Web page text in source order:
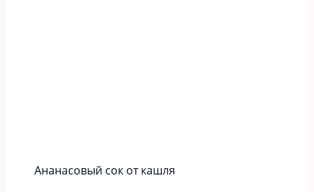
Ананасовый сок от кашля